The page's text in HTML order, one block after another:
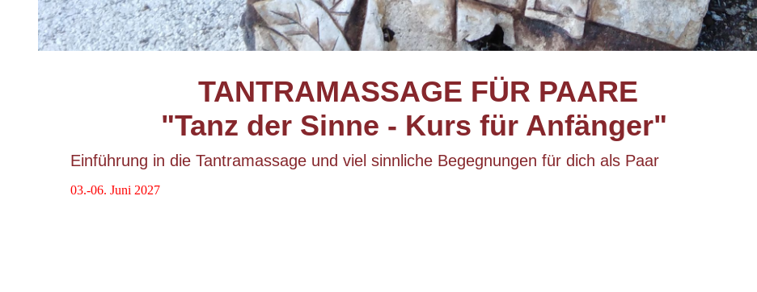
TANTRAMASSAGE FÜR PAARE
"Tanz der Sinne - Kurs für Anfänger"
Einführung in die Tantramassage und viel sinnliche Begegnungen für dich als Paar
03.-06. Juni 2027